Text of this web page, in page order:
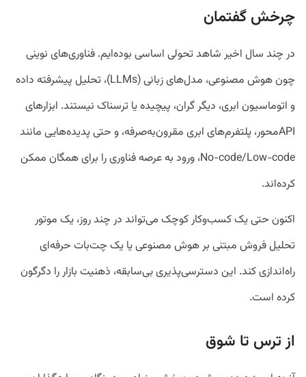
چرخش گفتمان
در چند سال اخیر شاهد تحولی اساسی بوده‌ایم. فناوری‌های نوینی
چون هوش مصنوعی، مدل‌های زبانی (LLMs)، تحلیل پیشرفته داده
و اتوماسیون ابری، دیگر گران، پیچیده یا ترسناک نیستند. ابزارهای
APIمحور، پلتفرم‌های ابری مقرون‌به‌صرفه، و حتی پدیده‌هایی مانند
No-code/Low-code، ورود به عرصه فناوری را برای همگان ممکن
کرده‌اند.
اکنون حتی یک کسب‌وکار کوچک می‌تواند در چند روز، یک موتور
تحلیل فروش مبتنی بر هوش مصنوعی یا یک چت‌بات حرفه‌ای
راه‌اندازی کند. این دسترسی‌پذیری بی‌سابقه، ذهنیت بازار را دگرگون
کرده است.
از ترس تا شوق